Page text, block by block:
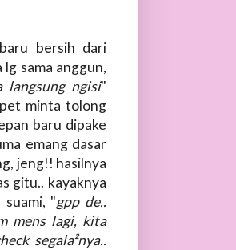
bersih dari
sama anggun,
langsung ngisi"
minta tolong
baru dipake
emang dasar
jeng!! hasilnya
gitu.. kayaknya
"gpp de..
mens lagi, kita
segala²nya..